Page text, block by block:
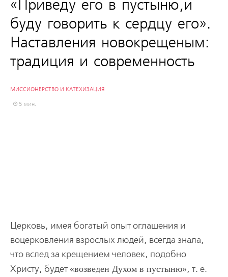
«Приведу его в пустыню,и
буду говорить к сердцу его».
Наставления новокрещеным:
традиция и современность
МИССИОНЕРСТВО И КАТЕХИЗАЦИЯ
5 мин.
Церковь, имея богатый опыт оглашения и
воцерковления взрослых людей, всегда знала,
что вслед за крещением человек, подобно
Христу, будет
возведен Духом в пустыню , т. е.